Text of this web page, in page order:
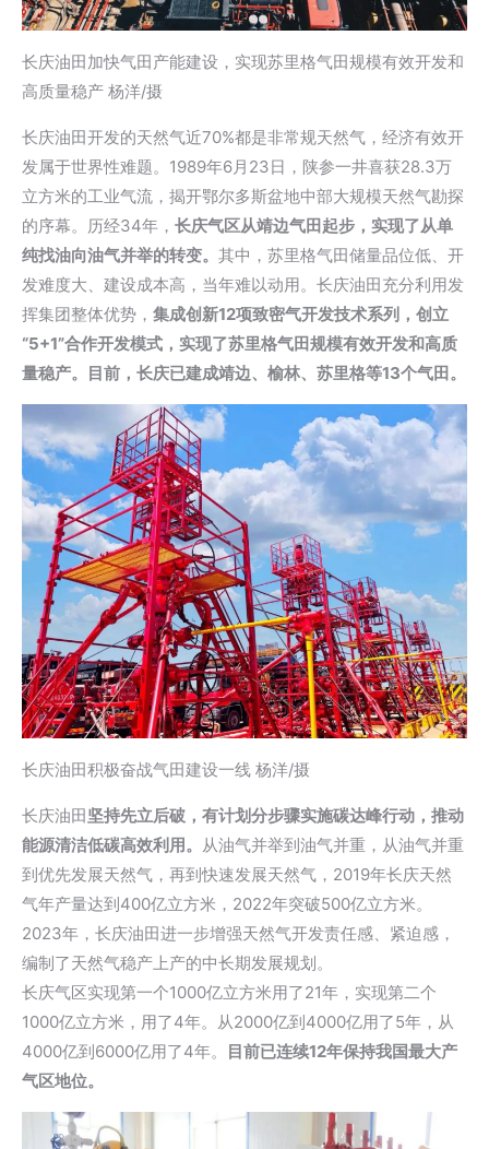
长庆油田加快气田产能建设，实现苏里格气田规模有效开发和
高质量稳产 杨洋/摄
长庆油田开发的天然气近70%都是非常规天然气，经济有效开
发属于世界性难题。1989年6月23日，陕参一井喜获28.3万
立方米的工业气流，揭开鄂尔多斯盆地中部大规模天然气勘探
的序幕。历经34年， 长庆气区从靖边气田起步，实现了从单
纯找油向油气并举的转变。 其中，苏里格气田储量品位低、开
发难度大、建设成本高，当年难以动用。长庆油田充分利用发
挥集团整体优势， 集成创新12项致密气开发技术系列，创立
“5+1”合作开发模式，实现了苏里格气田规模有效开发和高质
量稳产。目前，长庆已建成靖边、榆林、苏里格等13个气田。
长庆油田积极奋战气田建设一线 杨洋/摄
长庆油田坚持先立后破，有计划分步骤实施碳达峰行动，推动
能源清洁低碳高效利用。 从油气并举到油气并重，从油气并重
到优先发展天然气，再到快速发展天然气，2019年长庆天然
气年产量达到400亿立方米，2022年突破500亿立方米。
2023年，长庆油田进一步增强天然气开发责任感、紧迫感，
编制了天然气稳产上产的中长期发展规划。
长庆气区实现第一个1000亿立方米用了21年，实现第二个
1000亿立方米，用了4年。从2000亿到4000亿用了5年，从
4000亿到6000亿用了4年。
目前已连续12年保持我国最大产
气区地位。